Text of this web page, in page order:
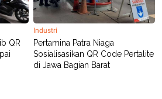
QR
Industri
Pertamina Patra Niaga
Sosialisasikan QR Code Pertalite
di Jawa Bagian Barat